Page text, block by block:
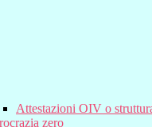
Attestazioni OIV o
zero